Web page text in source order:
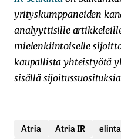
yrityskumppaneiden
analyyttisille
mielenkiintoiselle
kaupallista yhteistyötä
sisällä
Atria Atria IR